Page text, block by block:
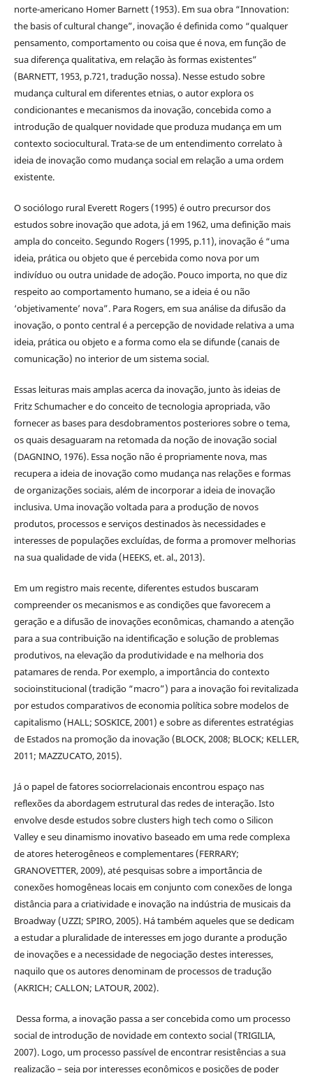
norte-americano Homer Barnett (1953). Em sua obra “Innovation:
the basis of cultural change”, inovação é definida como “qualquer
pensamento, comportamento ou coisa que é nova, em função de
sua diferença qualitativa, em relação às formas existentes”
(BARNETT, 1953, p.721, tradução nossa). Nesse estudo sobre
mudança cultural em diferentes etnias, o autor explora os
condicionantes e mecanismos da inovação, concebida como a
introdução de qualquer novidade que produza mudança em um
contexto sociocultural. Trata-se de um entendimento correlato à
ideia de inovação como mudança social em relação a uma ordem
existente.
O sociólogo rural Everett Rogers (1995) é outro precursor dos
estudos sobre inovação que adota, já em 1962, uma definição mais
ampla do conceito. Segundo Rogers (1995, p.11), inovação é “uma
ideia, prática ou objeto que é percebida como nova por um
indivíduo ou outra unidade de adoção. Pouco importa, no que diz
respeito ao comportamento humano, se a ideia é ou não
‘objetivamente’ nova”. Para Rogers, em sua análise da difusão da
inovação, o ponto central é a percepção de novidade relativa a uma
ideia, prática ou objeto e a forma como ela se difunde (canais de
comunicação) no interior de um sistema social.
Essas leituras mais amplas acerca da inovação, junto às ideias de
Fritz Schumacher e do conceito de tecnologia apropriada, vão
fornecer as bases para desdobramentos posteriores sobre o tema,
os quais desaguaram na retomada da noção de inovação social
(DAGNINO, 1976). Essa noção não é propriamente nova, mas
recupera a ideia de inovação como mudança nas relações e formas
de organizações sociais, além de incorporar a ideia de inovação
inclusiva. Uma inovação voltada para a produção de novos
produtos, processos e serviços destinados às necessidades e
interesses de populações excluídas, de forma a promover melhorias
na sua qualidade de vida (HEEKS, et. al., 2013).
Em um registro mais recente, diferentes estudos buscaram
compreender os mecanismos e as condições que favorecem a
geração e a difusão de inovações econômicas, chamando a atenção
para a sua contribuição na identificação e solução de problemas
produtivos, na elevação da produtividade e na melhoria dos
patamares de renda. Por exemplo, a importância do contexto
socioinstitucional (tradição “macro”) para a inovação foi revitalizada
por estudos comparativos de economia política sobre modelos de
capitalismo (HALL; SOSKICE, 2001) e sobre as diferentes estratégias
de Estados na promoção da inovação (BLOCK, 2008; BLOCK; KELLER,
2011; MAZZUCATO, 2015).
Já o papel de fatores sociorrelacionais encontrou espaço nas
reflexões da abordagem estrutural das redes de interação. Isto
envolve desde estudos sobre clusters high tech como o Silicon
Valley e seu dinamismo inovativo baseado em uma rede complexa
de atores heterogêneos e complementares (FERRARY;
GRANOVETTER, 2009), até pesquisas sobre a importância de
conexões homogêneas locais em conjunto com conexões de longa
distância para a criatividade e inovação na indústria de musicais da
Broadway (UZZI; SPIRO, 2005). Há também aqueles que se dedicam
a estudar a pluralidade de interesses em jogo durante a produção
de inovações e a necessidade de negociação destes interesses,
naquilo que os autores denominam de processos de tradução
(AKRICH; CALLON; LATOUR, 2002).
Dessa forma, a inovação passa a ser concebida como um processo
social de introdução de novidade em contexto social (TRIGILIA,
2007). Logo, um processo passível de encontrar resistências a sua
realização – seja por interesses econômicos e posições de poder